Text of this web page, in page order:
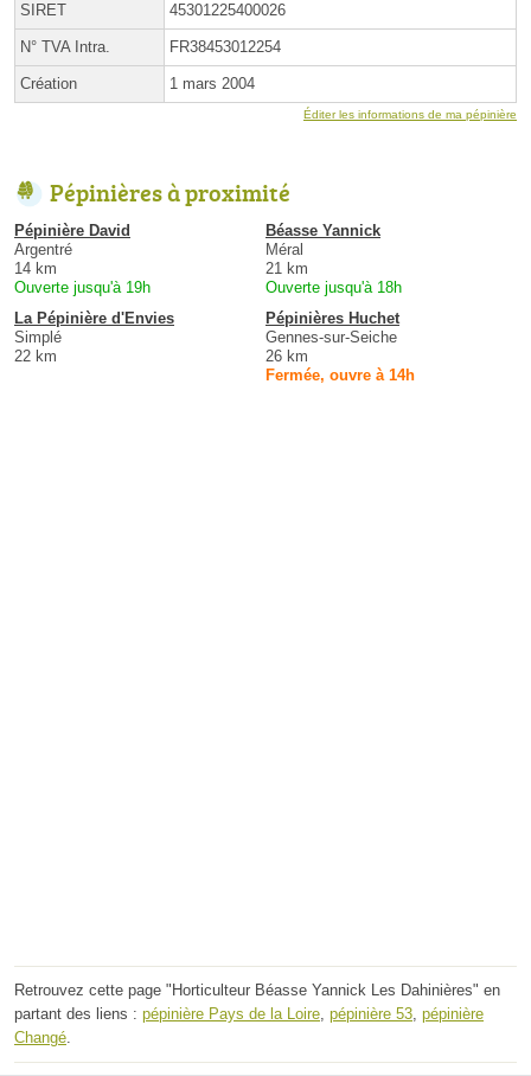
SIRET 45301225400026
N° TVA Intra. FR38453012254
Création 1 mars 2004
Éditer les informations de ma pépinière
Pépinières à proximité
Pépinière David
Argentré
14 km
Ouverte jusqu'à 19h
Béasse Yannick
Méral
21 km
Ouverte jusqu'à 18h
La Pépinière d'Envies
Simplé
22 km
Pépinières Huchet
Gennes-sur-Seiche
26 km
Fermée, ouvre à 14h
Retrouvez cette page "Horticulteur Béasse Yannick Les Dahinières" en
partant des liens : pépinière Pays de la Loire, pépinière 53, pépinière
Changé.